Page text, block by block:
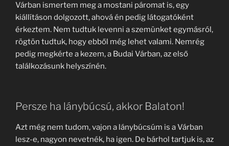
Várban ismertem meg a mostani páromat is, egy
kiállításon dolgozott, ahová én pedig látogatóként
érkeztem. Nem tudtuk levenni a szemünket egymásról,
rögtön tudtuk, hogy ebből még lehet valami. Nemrég
pedig megkérte a kezem, a Budai Várban, az első
találkozásunk helyszínén.
Persze ha lánybúcsú, akkor Balaton!
Azt még nem tudom, vajon a lánybúcsúm is a Várban
lesz-e, nagyon nevetnék, ha igen. De bárhol tartjuk is, az